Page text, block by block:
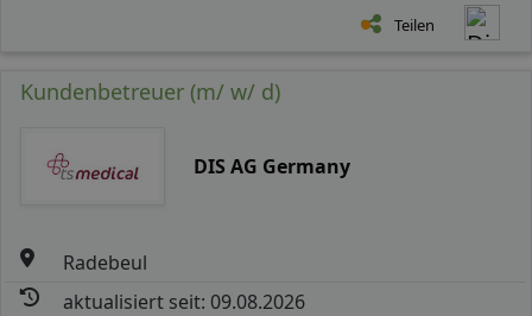
Teilen
Kundenbetreuer (m/ w/ d)
DIS AG Germany
Radebeul
aktualisiert seit: 09.08.2026